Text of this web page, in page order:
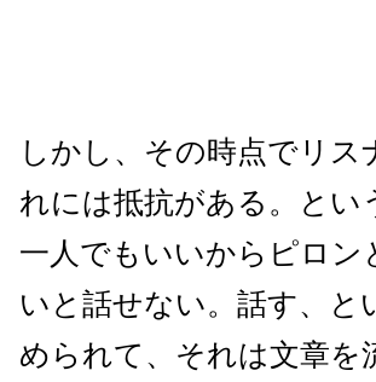
しかし、その時点でリ
れには抵抗がある。と
一人でもいいからピロ
いと話せない。話す、
められて、それは文章